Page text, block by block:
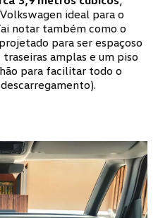
ideal para o
notar também como o
para ser espaçoso
amplas e um piso
para facilitar todo o